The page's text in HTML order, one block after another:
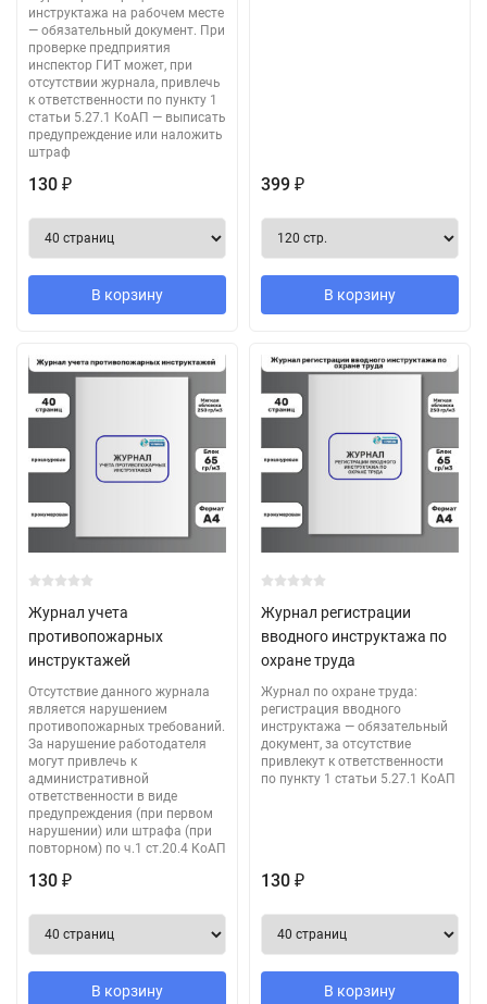
инструктажа на рабочем месте
— обязательный документ. При
проверке предприятия
инспектор ГИТ может, при
отсутствии журнала, привлечь
к ответственности по пункту 1
статьи 5.27.1 КоАП — выписать
предупреждение или наложить
штраф
130 ₽
В корзину
399 ₽
В корзину
Журнал учета
противопожарных
инструктажей
Отсутствие данного журнала
является нарушением
противопожарных требований.
За нарушение работодателя
могут привлечь к
административной
ответственности в виде
предупреждения (при первом
нарушении) или штрафа (при
повторном) по ч.1 ст.20.4 КоАП
130 ₽
В корзину
Журнал регистрации
вводного инструктажа по
охране труда
Журнал по охране труда:
регистрация вводного
инструктажа — обязательный
документ, за отсутствие
привлекут к ответственности
по пункту 1 статьи 5.27.1 КоАП
130 ₽
В корзину